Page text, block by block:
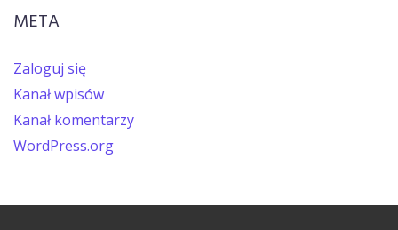
META
Zaloguj się
Kanał wpisów
Kanał komentarzy
WordPress.org